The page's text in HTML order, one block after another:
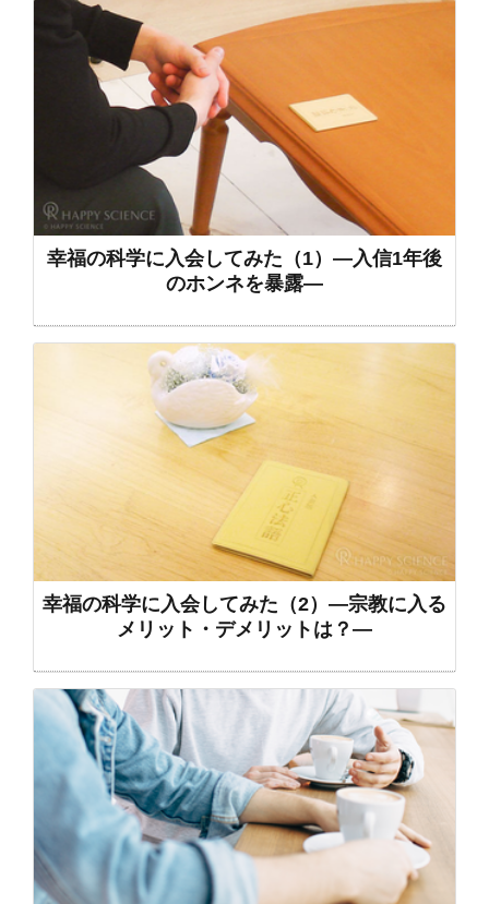
幸福の科学に入会してみた（1）―入信1年後
のホンネを暴露―
幸福の科学に入会してみた（2）―宗教に入る
メリット・デメリットは？―